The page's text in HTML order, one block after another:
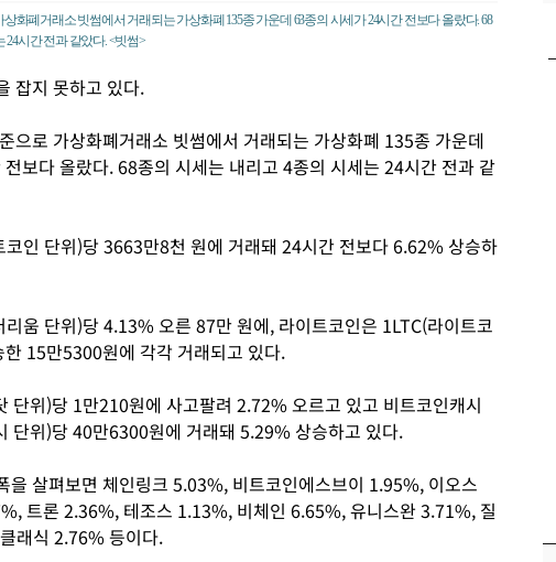
화폐거래소 빗썸에서 거래되는 가상화폐 135종 가운데 63종의 시세가 24시간 전보다 올랐다. 68
24시간 전과 같았다. <빗썸>
잡지 못하고 있다.
으로 가상화폐거래소 빗썸에서 거래되는 가상화폐 135종 가운데
보다 올랐다. 68종의 시세는 내리고 4종의 시세는 24시간 전과 같
인 단위)당 3663만8천 원에 거래돼 24시간 전보다 6.62% 상승하
움 단위)당 4.13% 오른 87만 원에, 라이트코인은 1LTC(라이트코
15만5300원에 각각 거래되고 있다.
단위)당 1만210원에 사고팔려 2.72% 오르고 있고 비트코인캐시
단위)당 40만6300원에 거래돼 5.29% 상승하고 있다.
을 살펴보면 체인링크 5.03%, 비트코인에스브이 1.95%, 이오스
트론 2.36%, 테조스 1.13%, 비체인 6.65%, 유니스완 3.71%, 질
래식 2.76% 등이다.